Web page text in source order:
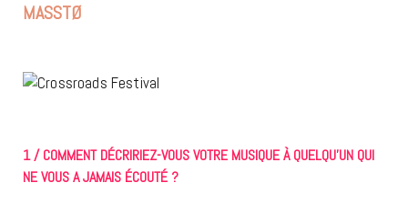
MASSTØ
1 / COMMENT DÉCRIRIEZ-VOUS VOTRE MUSIQUE À QUELQU’UN QUI
NE VOUS A JAMAIS ÉCOUTÉ ?